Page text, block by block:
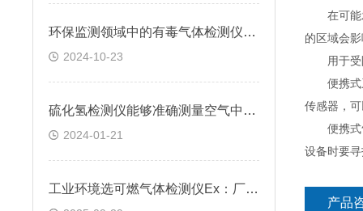
环保监测领域中的有毒气体检测仪应用情况
2024-10-23
硫化氢检测仪能够准确测量空气中硫化氢的浓度和比例
2024-01-21
工业环境选可燃气体检测仪Ex：厂家解答常见疑问，选对才安全
在可能发
的区域会
用于受
便携式系
传感器，
便携式气
设备时要
产品